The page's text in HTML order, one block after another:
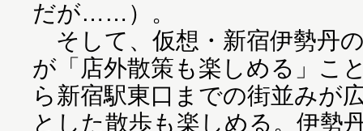
だが……）。
そして、仮想・新宿伊勢丹
が「店外散策も楽しめる」こ
ら新宿駅東口までの街並みが
とした散歩も楽しめる。伊勢